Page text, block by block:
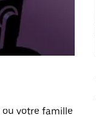
ou votre famille